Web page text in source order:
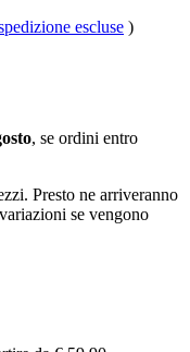
escluse )
, se ordini entro
Presto ne arriveranno
se vengono